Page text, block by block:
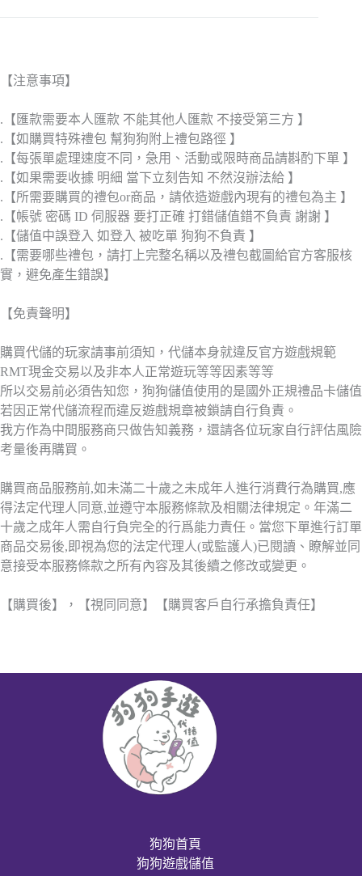
【注意事項】
.【匯款需要本人匯款 不能其他人匯款 不接受第三方 】
.【如購買特殊禮包 幫狗狗附上禮包路徑 】
.【每張單處理速度不同，急用、活動或限時商品請斟酌下單 】
.【如果需要收據 明細 當下立刻告知 不然沒辦法給 】
.【所需要購買的禮包or商品，請依造遊戲內現有的禮包為主 】
.【帳號 密碼 ID 伺服器 要打正確 打錯儲值錯不負責 謝謝 】
.【儲值中誤登入 如登入 被吃單 狗狗不負責 】
.【需要哪些禮包，請打上完整名稱以及禮包截圖給官方客服核
實，避免產生錯誤】
【免責聲明】
購買代儲的玩家請事前須知，代儲本身就違反官方遊戲規範
RMT現金交易以及非本人正常遊玩等等因素等等
所以交易前必須告知您，狗狗儲值使用的是國外正規禮品卡儲值
若因正常代儲流程而違反遊戲規章被鎖請自行負責。
我方作為中間服務商只做告知義務，還請各位玩家自行評估風險
考量後再購買。
購買商品服務前,如未滿二十歲之未成年人進行消費行為購買,應
得法定代理人同意,並遵守本服務條款及相關法律規定。年滿二
十歲之成年人需自行負完全的行爲能力責任。當您下單進行訂單
商品交易後,即視為您的法定代理人(或監護人)已閱讀、瞭解並同
意接受本服務條款之所有內容及其後續之修改或變更。
【購買後】，【視同同意】【購買客戶自行承擔負責任】
狗狗首頁
狗狗遊戲儲值